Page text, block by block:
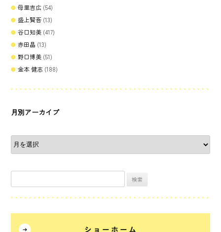
母里吉広 (54)
盛上賢吾 (13)
谷口知美 (417)
赤田晶 (13)
野口博美 (51)
金本 健志 (188)
月別アーカイブ